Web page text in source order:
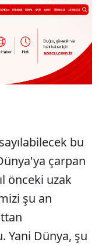
bu
çarpan
önceki uzak
şu an
Yani Dünya, şu